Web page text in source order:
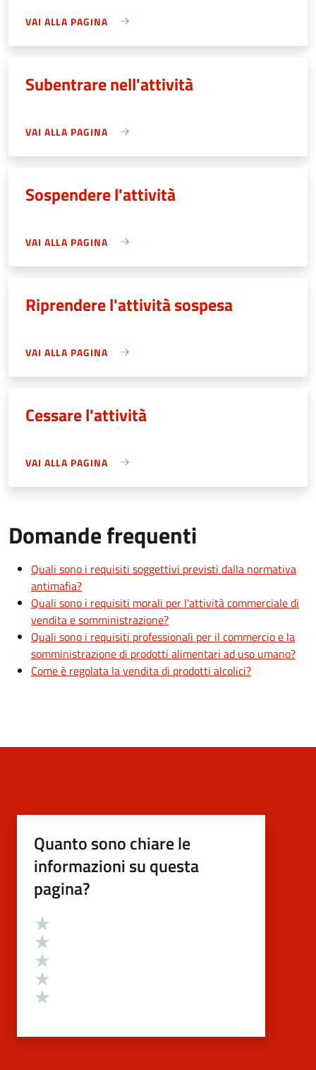
VAI ALLA PAGINA
Subentrare nell'attività
VAI ALLA PAGINA
Sospendere l'attività
VAI ALLA PAGINA
Riprendere l'attività sospesa
VAI ALLA PAGINA
Cessare l'attività
VAI ALLA PAGINA
Domande frequenti
Quali sono i requisiti soggettivi previsti dalla normativa
antimafia?
Quali sono i requisiti morali per l'attività commerciale di
vendita e somministrazione?
Quali sono i requisiti professionali per il commercio e la
somministrazione di prodotti alimentari ad uso umano?
Come è regolata la vendita di prodotti alcolici?
Quanto sono chiare le
informazioni su questa
pagina?
Valutazione